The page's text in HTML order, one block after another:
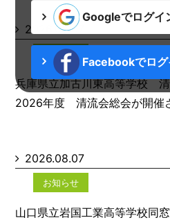
Googleでログイ
Facebookでログ
2026.08.07
お知らせ
兵庫県立加古川東高等学校
2026年度 清流会総会
2026.08.07
お知らせ
山口県立岩国工業高等学校同